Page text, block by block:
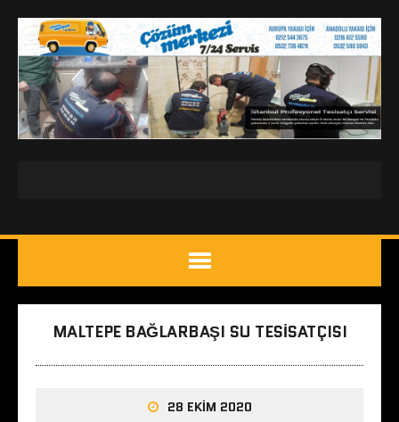
MALTEPE BAĞLARBAŞI SU TESISATÇISI
28 EKIM 2020